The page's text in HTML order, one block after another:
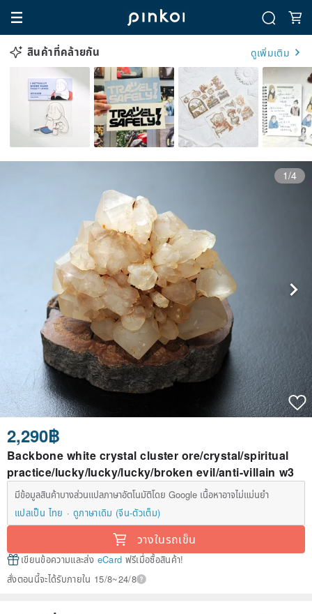
สินค้าที่คล้ายกัน ดูเพิ่มเติม
1/4
2,290฿
Backbone white crystal cluster ore/crystal/spiritual
practice/lucky/lucky/lucky/broken evil/anti-villain w3
มีข้อมูลสินค้าบางส่วนแปลภาษาอัตโนมัติโดย Google เนื้อหาอาจไม่แม่นยำ
แปลเป็น ไทย
ดูภาษาเดิม (จีน-ตัวเต็ม)
วางในรถเข็น
เขียนข้อความและส่ง eCard ฟรีเมื่อซื้อสินค้า!
สั่งตอนนี้จะได้รับภายใน 15/8~24/8